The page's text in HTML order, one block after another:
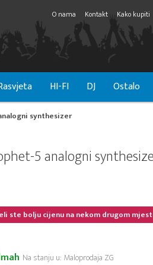
O nama Kontakt Kako kupiti
HI-FI DJ Ostalo
synthesizer
5 analogni
ste bolju cijenu na nekom drugom
Na stanju u: Maloprodaja ZG